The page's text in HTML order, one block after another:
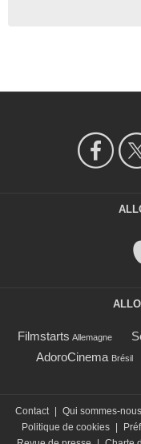
Filmstarts Allemagne
AdoroCinema Brésil
Contact | Qui sommes-nous
Politique de cookies |